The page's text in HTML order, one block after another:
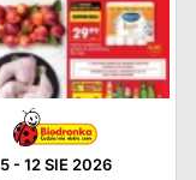
5-12 SIE 2026